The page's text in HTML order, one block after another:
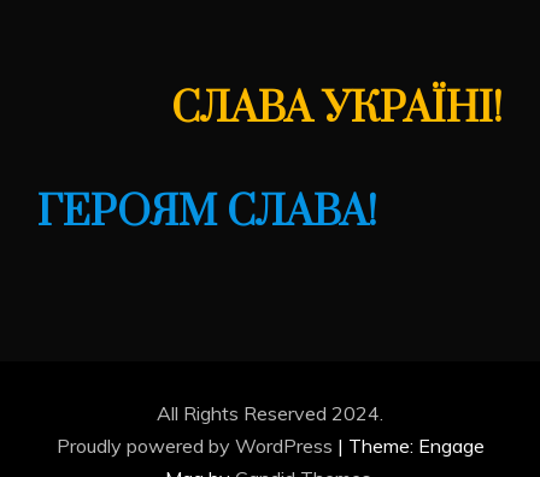
СЛАВА УКРАЇНІ!
ГЕРОЯМ СЛАВА!
All Rights Reserved 2024.
Proudly powered by WordPress | Theme: Engage